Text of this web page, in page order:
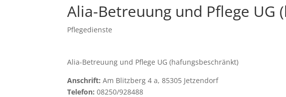
Alia-Betreuung und Pflege UG
Pflegedienste
Alia-Betreuung und Pflege UG (hafungsbeschränkt)
Anschrift: Am Blitzberg 4 a, 85305 Jetzendorf
Telefon:08250/928488